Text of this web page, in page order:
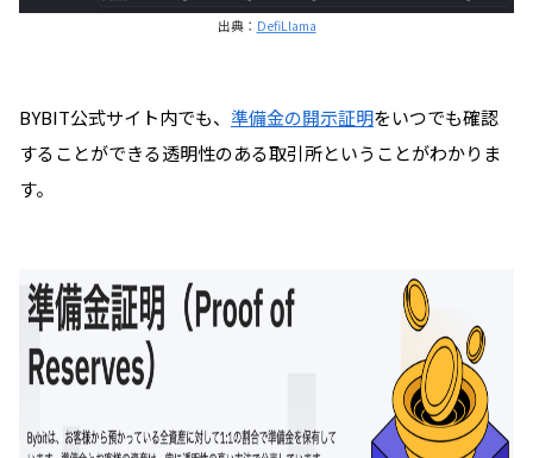
出典： DefiLlama
BYBIT公式サイト内でも、 準備金の開示証明をいつでも確認
することができる透明性のある取引所ということがわかりま
す。